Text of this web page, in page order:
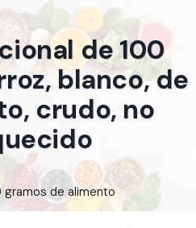
de 100
blanco, de
crudo, no
gramos de alimento